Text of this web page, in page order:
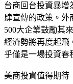
台商回台投資暴增
肆宣傳的政策。外
500大企業鼓勵其
經濟勢將再度起飛
乎僅是一場投資春
美商投資值得期待